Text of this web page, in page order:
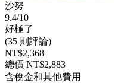
沙努
9.4/10
好極了
(35 則評論)
NT$2,368
總價 NT$2,883
含稅金和其他費用